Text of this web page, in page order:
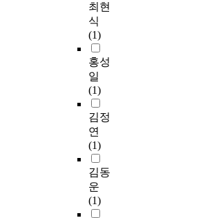
최현
식
(1)
홍성
일
(1)
김정
연
(1)
김동
운
(1)